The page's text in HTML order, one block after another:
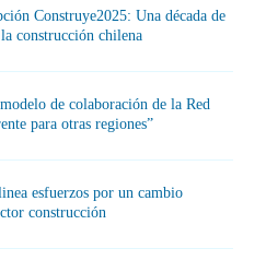
Construye2025: Una década de
construcción chilena
de colaboración de la Red
para otras regiones”
esfuerzos por un cambio
construcción